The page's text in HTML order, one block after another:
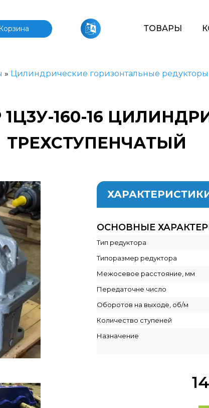
Корзина ТОВАРЫ
» Цилиндрические горизонтальные редукторы
160-16
ТРЕХСТУПЕНЧАТЫЙ
ОСНОВНЫЕ
Тип редуктора
Типоразмер редуктора
Межосевое расстояние, мм
Передаточне число
Оборотов на выходе, об/м
Количество ступеней
Назначение